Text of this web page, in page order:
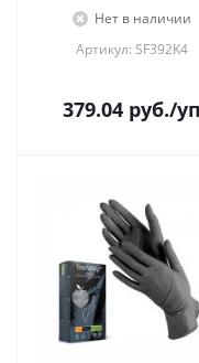
Нет в наличии
Артикул: SF392K4
379.04 руб./уп